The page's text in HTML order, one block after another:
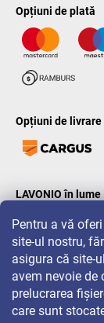
Pentru a vă
site-ul nostru,
asigura că site-
avem nevoie
prelucrarea
care sunt
Opțiuni de plată
Opțiuni de livrare
LAVONIO în lume
Pentru promoții,